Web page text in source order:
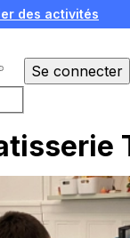
des activités
Se connecter